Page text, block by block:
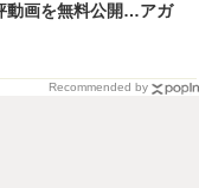
動画を無料公開…アガ
Recommended by